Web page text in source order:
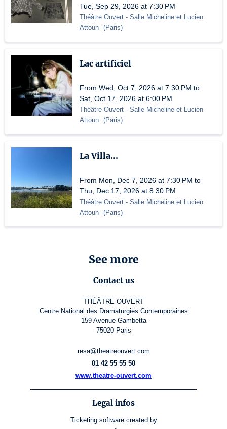
Tue, Sep 29, 2026 at 7:30 PM
Théâtre Ouvert - Salle Micheline et Lucien
Attoun (Paris)
Lac artificiel
From Wed, Oct 7, 2026 at 7:30 PM to
Sat, Oct 17, 2026 at 6:00 PM
Théâtre Ouvert - Salle Micheline et Lucien
Attoun (Paris)
La Villa...
From Mon, Dec 7, 2026 at 7:30 PM to
Thu, Dec 17, 2026 at 8:30 PM
Théâtre Ouvert - Salle Micheline et Lucien
Attoun (Paris)
See more
Contact us
THÉÂTRE OUVERT
Centre National des Dramaturgies Contemporaines
159 Avenue Gambetta
75020 Paris
resa@theatreouvert.com
01 42 55 55 50
www.theatre-ouvert.com
Legal infos
Ticketing software created by